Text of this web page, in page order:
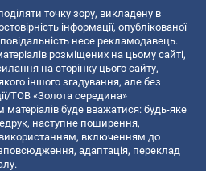
точку зору, викладену в
інформації, опублікованої
несе рекламодавець.
розміщених на цьому сайті,
на сторінку цього сайту,
іншого згадування, але без
ТОВ «Золота середина»
буде вважатися: будь-яке
наступне поширення,
включенням до
адаптація, переклад